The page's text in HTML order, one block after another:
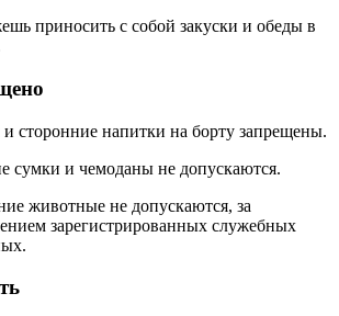
приносить с собой закуски и обеды в
сторонние напитки на борту запрещены.
сумки и чемоданы не допускаются.
животные не допускаются, за
зарегистрированных служебных